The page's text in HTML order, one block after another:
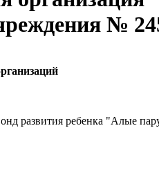
№
развития ребенка "Алые